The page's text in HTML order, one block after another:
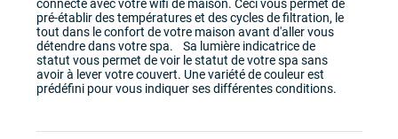
connecte avec votre wifi de maison. Ceci vous permet de
pré-établir des températures et des cycles de filtration, le
tout dans le confort de votre maison avant d'aller vous
détendre dans votre spa. Sa lumière indicatrice de
statut vous permet de voir le statut de votre spa sans
avoir à lever votre couvert. Une variété de couleur est
prédéfini pour vous indiquer ses différentes conditions.